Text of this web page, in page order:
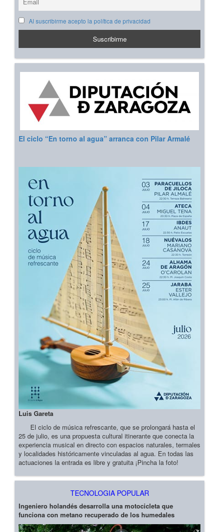
Al suscribirme acepto la política de privacidad
El ciclo “En torno al agua” arranca con Pilar Armalé
Luis Gareta
El ciclo de música refrescante, que se prolongará hasta el
25 de julio, es una propuesta cultural itinerante que conecta la
experiencia musical en directo con espacios naturales, termales
y localidades históricamente vinculadas al agua. En todas las
actuaciones la entrada es libre y gratuita ¡Pincha la foto!
TECNOLOGIA POPULAR
Ingeniero holandés desarrolla una motocicleta que
funciona con metano recuperado de los humedales